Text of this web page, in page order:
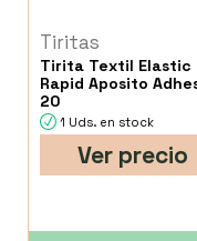
Tiritas
Tirita Textil Elastic
Rapid Aposito
20
1 Uds. en stock
Ver precio